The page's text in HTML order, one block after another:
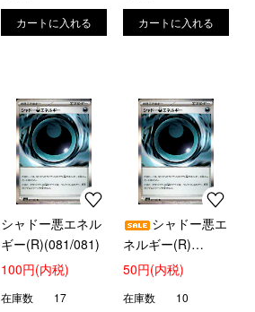
シャドー悪エネル
ギー(R)(081/081)
100円(内税)
在庫数 17
シャドー悪エ
ネルギー(R)
(081/081)
50円(内税)
在庫数 10